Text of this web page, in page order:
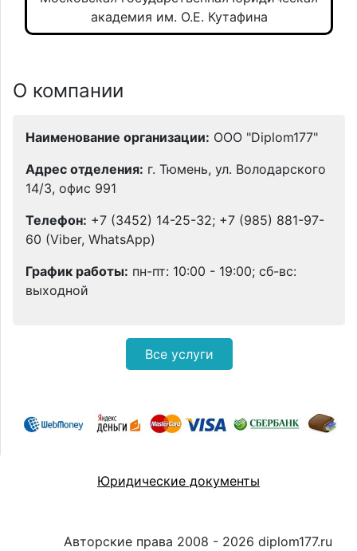
академия им. О.Е. Кутафина
О компании
Наименование организации: ООО "Diplom177"
Адрес отделения: г. Тюмень, ул. Володарского
14/3, офис 991
Телефон: +7 (3452) 14-25-32; +7 (985) 881-97-
60 (Viber, WhatsApp)
График работы: пн-пт: 10:00 - 19:00; сб-вс:
выходной
Все услуги
Юридические документы
Авторские права 2008 - 2026 diplom177.ru